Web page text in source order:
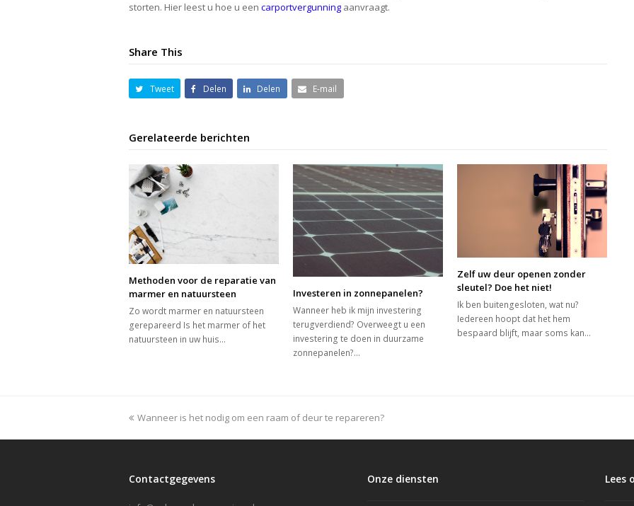
storten. Hier leest u hoe u een carportvergunning aanvraagt.
Share This
Tweet Delen Delen E-mail
Gerelateerde berichten
Methoden voor de reparatie van
marmer en natuursteen
Zo wordt marmer en natuursteen
gerepareerd Is het marmer of het
natuursteen in uw huis…
Investeren in zonnepanelen?
Wanneer heb ik mijn investering
terugverdiend? Overweegt u een
investering te doen in duurzame
zonnepanelen?…
Zelf uw deur openen zonder
sleutel? Doe het niet!
Ik ben buitengesloten, wat nu?
Iedereen hoopt dat het hem
bespaard blijft, maar soms kan…
previous
Wanneer is het nodig om een raam of deur te repareren?
Contactgegevens Onze diensten Lees